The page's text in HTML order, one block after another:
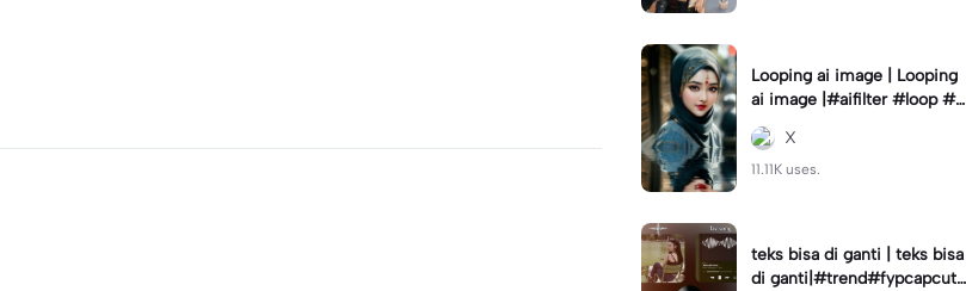
Looping ai image | Looping
ai image |#aifilter #loop #a
iimages #IniBaruAi #fyp
X
11.11K uses.
teks bisa di ganti | teks bisa
di ganti|#trend#fypcapcut